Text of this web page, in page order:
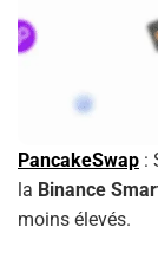
PancakeSwap :
la Binance
moins élevés.